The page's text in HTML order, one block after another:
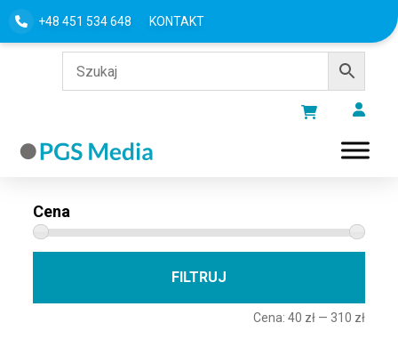
+48 451 534 648 KONTAKT
Filtru według
Cena
FILTRUJ
Cena: 40 zł— 310 zł